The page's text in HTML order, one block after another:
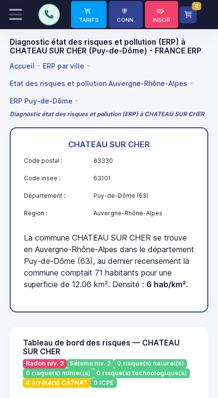
TARIFS CONN. INSCR
0
Diagnostic état des risques et pollution (ERP) à
CHATEAU SUR CHER (Puy-de-Dôme) - FRANCE ERP
Accueil ERP par ville
Etat des risques et pollution Auvergne-Rhône-Alpes
ERP Puy-de-Dôme
Diagnostic état des risques et pollution (ERP) à CHATEAU SUR CHER
CHATEAU SUR CHER
Code postal : 63330
Code insee : 63101
Département : Puy-de-Dôme (63)
Region : Auvergne-Rhône-Alpes
La commune CHATEAU SUR CHER se trouve
en Auvergne-Rhône-Alpes dans le département
Puy-de-Dôme (63), au dernier recensement la
commune comptait 71 habitants pour une
superficie de 12.06 km². Densité : 6 hab/km².
Tableau de bord des risques — CHATEAU
SUR CHER
Radon niv. 3 Séisme niv. 2
0 risque(s) naturel(s)
0 risque(s) minier(s)
0 risque(s) technologique(s)
4 arrêté(s) CATNAT
0 ICPE